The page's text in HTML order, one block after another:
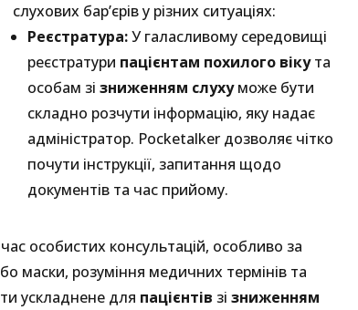
слухових бар’єрів у різних ситуаціях:
Реєстратура:У галасливому середовищі
реєстратури пацієнтам похилого вікута
особам зізниженням слухуможе бути
складно розчути інформацію, яку надає
адміністратор. Pocketalker дозволяє чітко
почути інструкції, запитання щодо
документів та час прийому.
особистих консультацій, особливо за
маски, розуміння медичних термінів та
ускладнене для пацієнтів зізниженням